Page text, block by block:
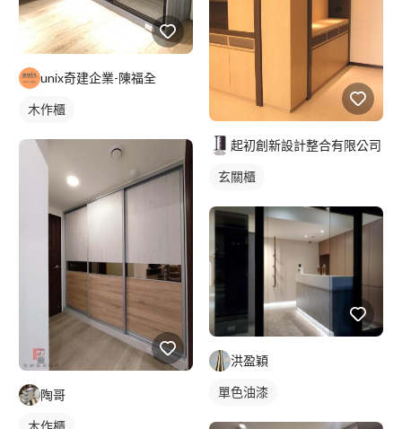
unix奇建企業-陳福全
木作櫃
陶哥
木作櫃
起初創新設計整合有限公司
玄關櫃
洪盈穎
單色油漆